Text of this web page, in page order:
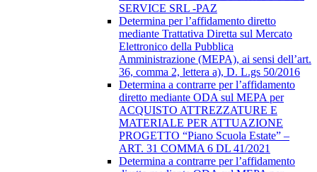
SERVICE SRL -PAZ
Determina per l’affidamento diretto
mediante Trattativa Diretta sul Mercato
Elettronico della Pubblica
Amministrazione (MEPA), ai sensi dell’art.
36, comma 2, lettera a), D. L.gs 50/2016
Determina a contrarre per l’affidamento
diretto mediante ODA sul MEPA per
ACQUISTO ATTREZZATURE E
MATERIALE PER ATTUAZIONE
PROGETTO “Piano Scuola Estate” –
ART. 31 COMMA 6 DL 41/2021
Determina a contrarre per l’affidamento